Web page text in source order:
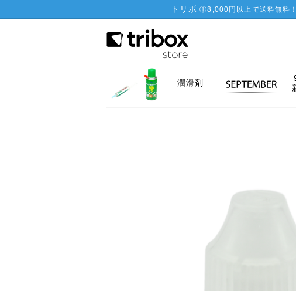
トリボ ①8,000円以上で送料無料！
潤滑剤